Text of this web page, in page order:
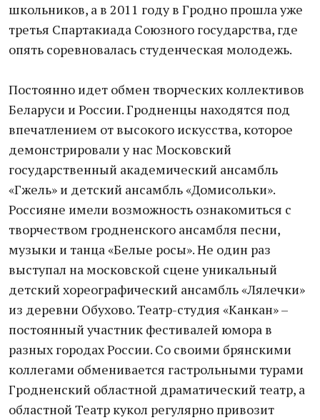
школьников, а в 2011 году в Гродно прошла уже
третья Спартакиада Союзного государства, где
опять соревновалась студенческая молодежь.
Постоянно идет обмен творческих коллективов
Беларуси и России. Гродненцы находятся под
впечатлением от высокого искусства, которое
демонстрировали у нас Московский
государственный академический ансамбль
«Гжель» и детский ансамбль «Домисольки».
Россияне имели возможность ознакомиться с
творчеством гродненского ансамбля песни,
музыки и танца «Белые росы». Не один раз
выступал на московской сцене уникальный
детский хореографический ансамбль «Лялечки»
из деревни Обухово. Театр-студия «Канкан» –
постоянный участник фестивалей юмора в
разных городах России. Со своими брянскими
коллегами обменивается гастрольными турами
Гродненский областной драматический театр, а
областной Театр кукол регулярно привозит